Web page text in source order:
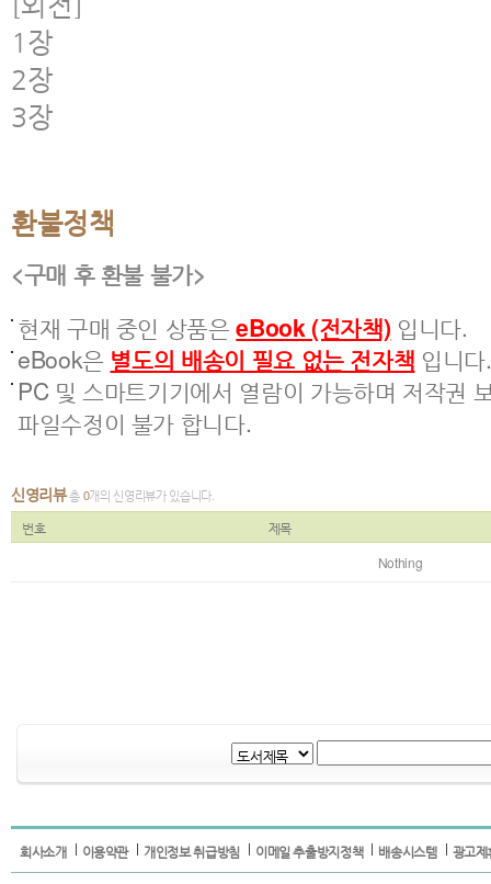
1장
2장
3장
환불정책
<구매 후 환불 불가>
현재 구매 중인 상품은eBook (전자책) 입니다.
eBook은 별도의 배송이 필요 없는 전자책 입니다.
PC 및 스마트기기에서 열람이 가능하며 저작권
파일수정이 불가 합니다.
신영리뷰총0개의 신영리뷰가 있습니다.
번호
제목
Nothing
회사소개 이용약관 개인정보 취급방침 이메일 추출방지정책 배송시스템 광고